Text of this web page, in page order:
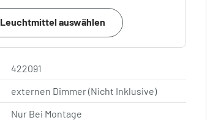
Leuchtmittel auswählen
422091
externen Dimmer (Nicht Inklusive)
Nur Bei Montage